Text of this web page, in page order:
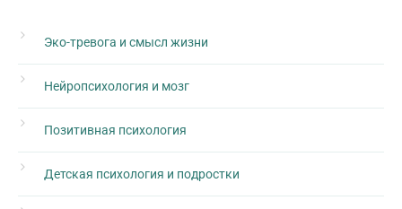
Эко-тревога и смысл жизни
Нейропсихология и мозг
Позитивная психология
Детская психология и подростки